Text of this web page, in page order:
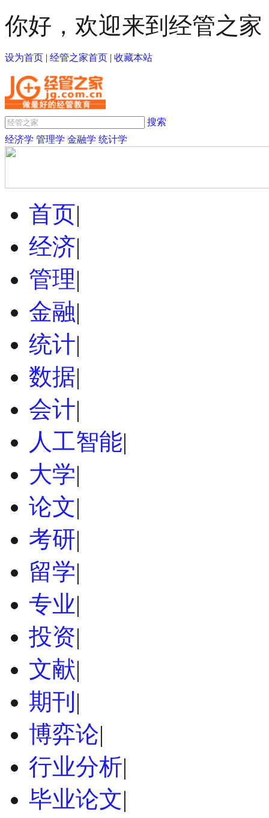
你好，欢迎来到经管之家
设为首页 | 经管之家首页 | 收藏本站
搜索
经济学 管理学 金融学 统计学
首页|
经济|
管理|
金融|
统计|
数据|
会计|
人工智能|
大学|
论文|
考研|
留学|
专业|
投资|
文献|
期刊 |
博弈论|
行业分析|
毕业论文|